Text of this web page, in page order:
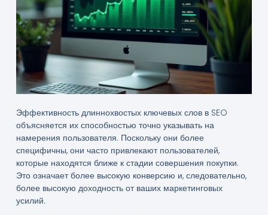
Эффективность длиннохвостых ключевых слов в SEO
объясняется их способностью точно указывать на
намерения пользователя. Поскольку они более
специфичны, они часто привлекают пользователей,
которые находятся ближе к стадии совершения покупки.
Это означает более высокую конверсию и, следовательно,
более высокую доходность от ваших маркетинговых
усилий.